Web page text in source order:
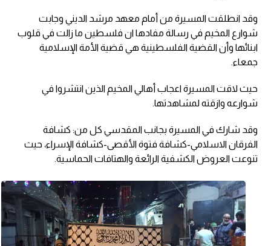
وقد انطلقت المسيرة من أمام معهد مرشد الديني وجابت
شوارع المخيم في رسالة مفادها ان فلسطين ما زالت في قلوب
ابنائها وأن القضية الفلسطينية هي قضية الأمة الإسلامية
جمعاء.
حيث لاقت المسيرة اعجاب أهالي المخيم الذين انتشروا في
شوارعه وازقته لمشاهدتها.
وقد شارك في المسيرة بجانب المقدسي كل من: كشافة
الفرقان الاسلامي-كشافة فتوة الأقصى-كشافة الإسراء، حيث
تنوعت العروض الكشفية الرائعة والهتافات الحماسية.